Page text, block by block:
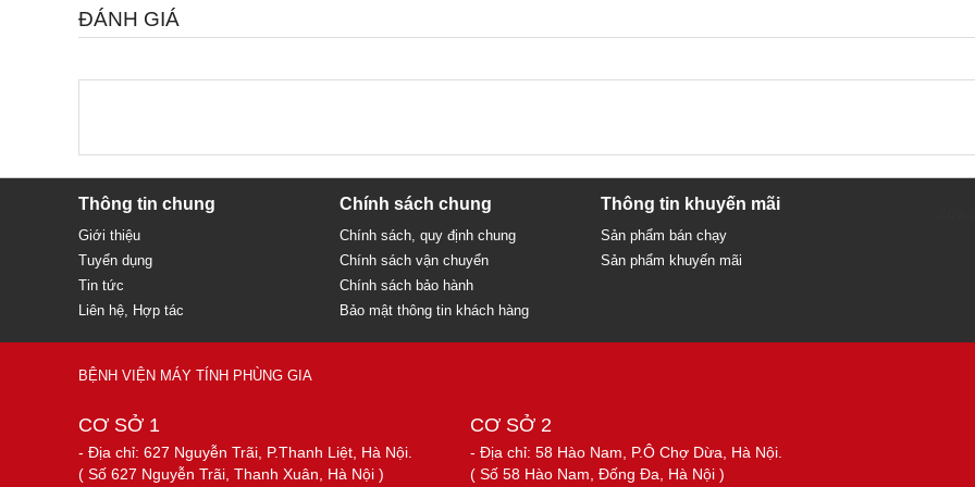
ĐÁNH GIÁ
Thông tin chung
Giới thiệu
Tuyển dụng
Tin tức
Liên hệ, Hợp tác
Chính sách chung
Chính sách, quy định chung
Chính sách vận chuyển
Chính sách bảo hành
Bảo mật thông tin khách hàng
Thông tin khuyến mãi
Sản phẩm bán chạy
Sản phẩm khuyến mãi
BỆNH VIỆN MÁY TÍNH PHÙNG GIA
CƠ SỞ 1
- Địa chỉ: 627 Nguyễn Trãi, P.Thanh Liệt, Hà Nội.
( Số 627 Nguyễn Trãi, Thanh Xuân, Hà Nội )
CƠ SỞ 2
- Địa chỉ: 58 Hào Nam, P.Ô Chợ Dừa, Hà Nội.
( Số 58 Hào Nam, Đống Đa, Hà Nội )